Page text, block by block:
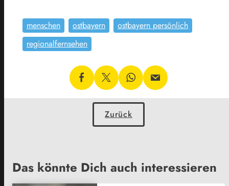
menschen ostbayern
ostbayern persönlich
regionalfernsehen
Zurück
Das könnte Dich auch interessieren